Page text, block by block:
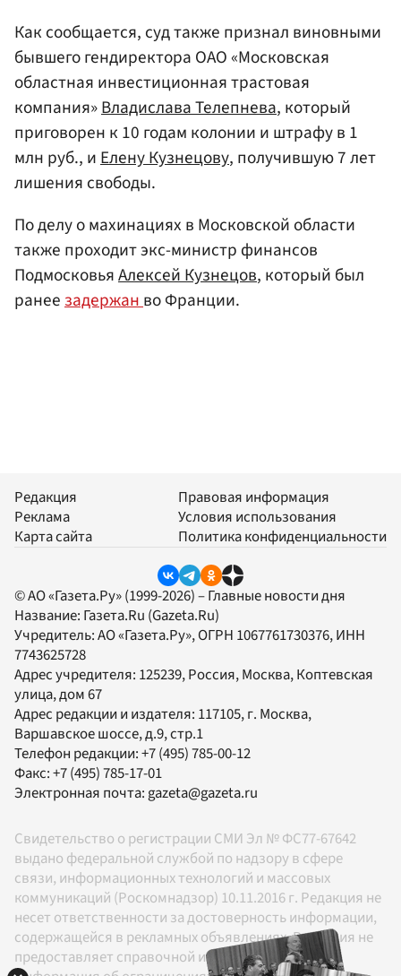
Как сообщается, суд также признал виновными
бывшего гендиректора ОАО «Московская
областная инвестиционная трастовая
компания»Владислава Телепнева, который
приговорен к 10 годам колонии и штрафу в 1
млн руб., и Елену Кузнецову, получившую 7 лет
лишения свободы.
По делу о махинациях в Московской области
также проходит экс-министр финансов
ПодмосковьяАлексей Кузнецов, который был
ранеезадержанво Франции.
Редакция
Реклама
Карта сайта
Правовая информация
Условия использования
Политика конфиденциальности
© АО «Газета.Ру» (1999-2026) – Главные новости дня
Название: Газета.Ru (Gazeta.Ru)
Учредитель:АО «Газета.Ру», ОГРН 1067761730376, ИНН
7743625728
Адрес учредителя: 125239, Россия, Москва, Коптевская
улица, дом 67
Адрес редакции и издателя: 117105, г. Москва,
Варшавское шоссе, д.9, стр.1
Телефон редакции:+7 (495) 785-00-12
Факс:+7 (495) 785-17-01
Электронная почта:gazeta@gazeta.ru
Свидетельство о регистрации СМИ Эл № ФС77-67642
выдано федеральной службой по надзору в сфере
связи, информационных технологий и массовых
коммуникаций (Роскомнадзор) 10.11.2016 г. Редакция не
несет ответственности за достоверность информации,
содержащейся в рекламных объявлениях. Редакция не
предоставляет справочной информации.